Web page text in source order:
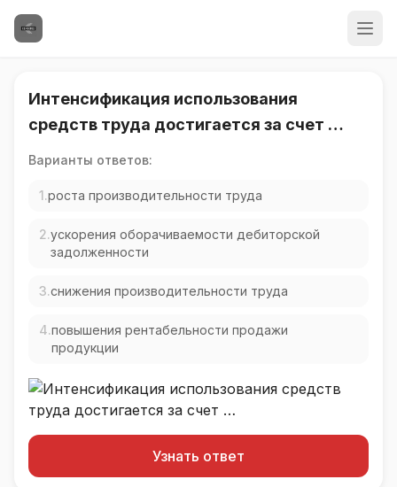
Интенсификация использования
средств труда достигается за счет …
Варианты ответов:
1.роста производительности труда
2.ускорения оборачиваемости дебиторской
задолженности
3.снижения производительности труда
4.повышения рентабельности продажи
продукции
Узнать ответ